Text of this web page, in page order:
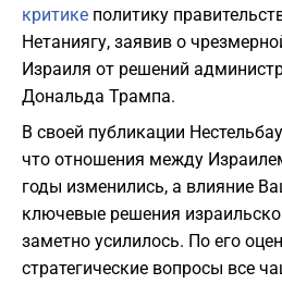
критике политику
Нетаниягу, заявив о
Израиля от решений
Дональда Трампа.
В своей публикации
что отношения между
годы изменились, а влияние
ключевые решения
заметно усилилось. По его
стратегические вопросы все